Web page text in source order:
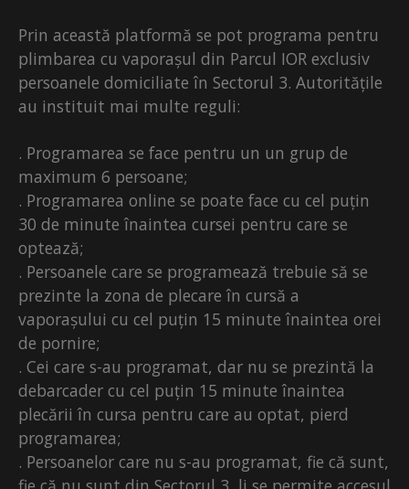
Prin această platformă se pot programa pentru
plimbarea cu vaporașul din Parcul IOR exclusiv
persoanele domiciliate în Sectorul 3. Autoritățile
au instituit mai multe reguli:
. Programarea se face pentru un un grup de
maximum 6 persoane;
. Programarea online se poate face cu cel puțin
30 de minute înaintea cursei pentru care se
optează;
. Persoanele care se programează trebuie să se
prezinte la zona de plecare în cursă a
vaporașului cu cel puțin 15 minute înaintea orei
de pornire;
. Cei care s-au programat, dar nu se prezintă la
debarcader cu cel puțin 15 minute înaintea
plecării în cursa pentru care au optat, pierd
programarea;
. Persoanelor care nu s-au programat, fie că sunt,